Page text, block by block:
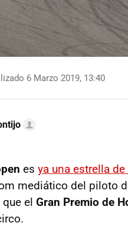
6 Marzo 2019, 13:40
es ya una estrella de
mediático del piloto
el Gran Premio de